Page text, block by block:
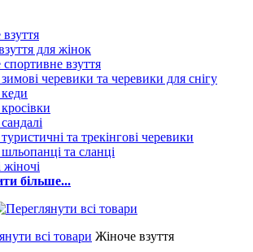
для жінок
взуття
черевики та черевики для снігу
та трекінгові черевики
та сланці
більше...
всі товари Жіноче взуття